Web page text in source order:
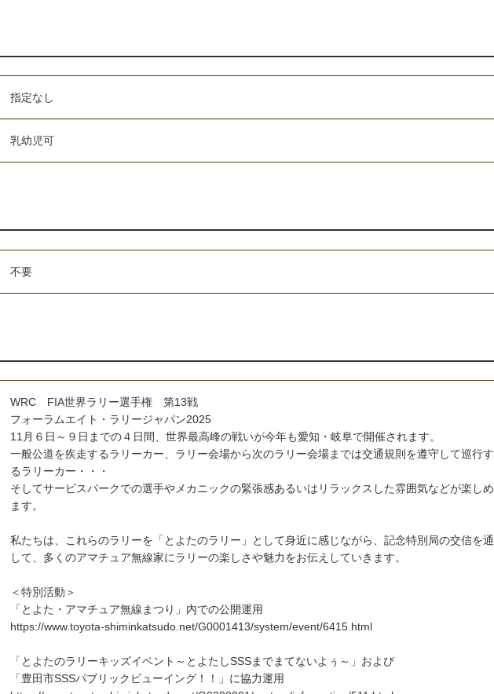
指定なし
乳幼児可
不要
WRC FIA世界ラリー選手権 第13戦
フォーラムエイト・ラリージャパン2025
11月６日～９日までの４日間、世界最高峰の戦いが今年も愛知・岐阜で開催されます。
一般公道を疾走するラリーカー、ラリー会場から次のラリー会場までは交通規則を遵守して巡行す
るラリーカー・・・
そしてサービスパークでの選手やメカニックの緊張感あるいはリラックスした雰囲気などが楽しめ
ます。
私たちは、これらのラリーを「とよたのラリー」として身近に感じながら、記念特別局の交信を通
して、多くのアマチュア無線家にラリーの楽しさや魅力をお伝えしていきます。
＜特別活動＞
「とよた・アマチュア無線まつり」内での公開運用
https://www.toyota-shiminkatsudo.net/G0001413/system/event/6415.html
「とよたのラリーキッズイベント～とよたしSSSまでまてないよぅ～」および
「豊田市SSSパブリックビューイング！！」に協力運用